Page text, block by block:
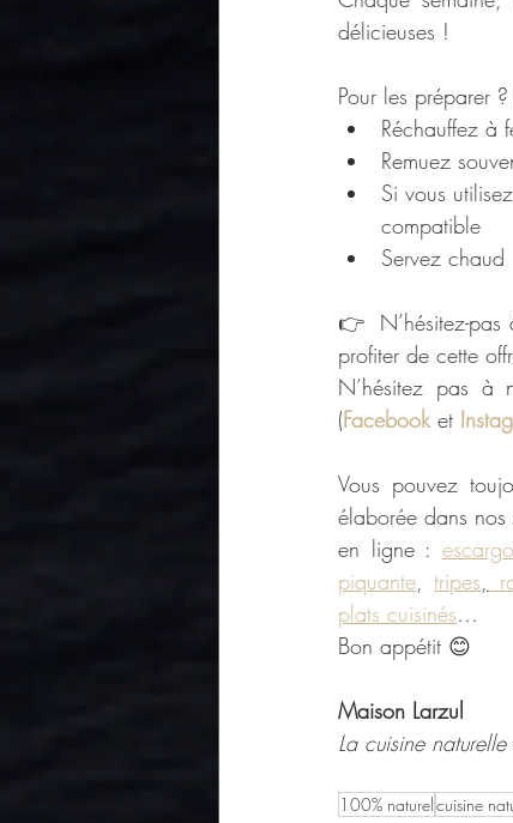
délicieuses !
Pour les préparer
Réchauffez à
Remuez
Si vous
compatible
Servez chaud
👉  N’hésitez-pas
profiter de cette
N’hésitez pas à
(Facebook et
Vous pouvez
élaborée dans nos
en ligne :
piquante, tripes,
plats cuisinés…
Bon appétit 😊
Maison Larzul
La cuisine
100% naturelcuisine